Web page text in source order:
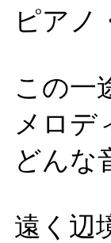
ピアノ
この一
メロデ
どんな
遠く辺